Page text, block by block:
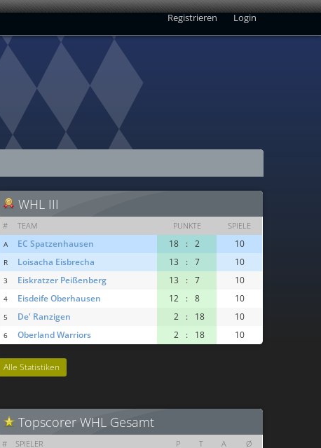
Registrieren Login
WHL III
# TEAM PUNKTE SPIELE
A EC Spatzenhausen 18 : 2 10
R Loisacha Eisbrecha 13 : 7 10
3 Eiskratzer Peißenberg 13 : 7 10
4 Eisdeife Oberhausen 12 : 8 10
5 De' Ranzigen 2 : 18 10
6 Oberland Warriors 2 : 18 10
Alle Statistiken
Topscorer WHL Gesamt
# SPIELER P T A Ø